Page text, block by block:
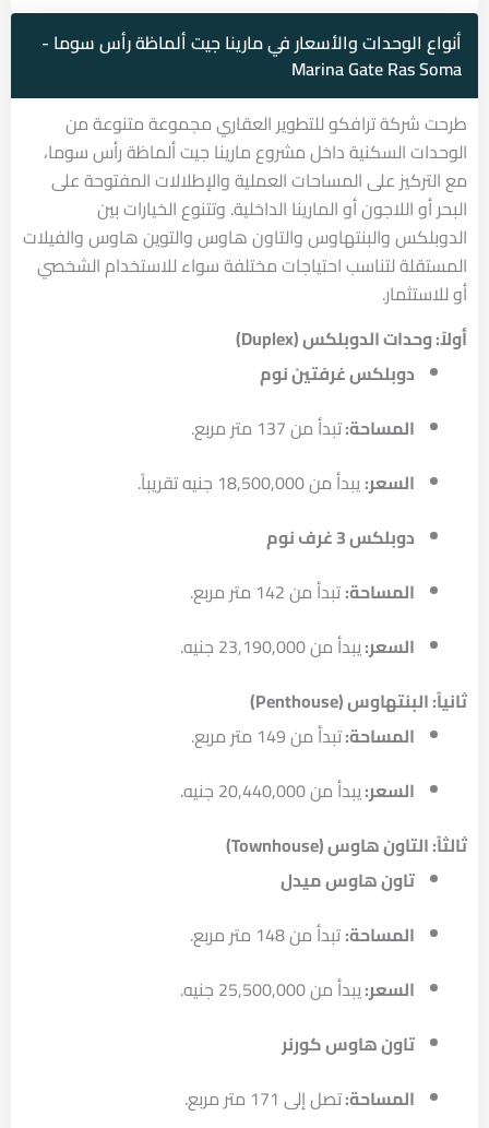
أنواع الوحدات والأسعار في مارينا جيت ألماظة رأس سوما -
Marina Gate Ras Soma
طرحت شركة ترافكو للتطوير العقاري مجموعة متنوعة من
الوحدات السكنية داخل مشروع مارينا جيت ألماظة رأس سوما،
مع التركيز على المساحات العملية والإطلالات المفتوحة على
البحر أو اللاجون أو المارينا الداخلية. وتتنوع الخيارات بين
الدوبلكس والبنتهاوس والتاون هاوس والتوين هاوس والفيلات
المستقلة لتناسب احتياجات مختلفة سواء للاستخدام الشخصي
أو للاستثمار.
أولاً: وحدات الدوبلكس (Duplex)
دوبلكس غرفتين نوم
المساحة:تبدأ من 137 متر مربع.
السعر:يبدأ من 18,500,000 جنيه تقريباً.
دوبلكس 3 غرف نوم
المساحة:تبدأ من 142 متر مربع.
السعر:يبدأ من 23,190,000 جنيه.
ثانياً: البنتهاوس (Penthouse)
المساحة:تبدأ من 149 متر مربع.
السعر:يبدأ من 20,440,000 جنيه.
ثالثاً: التاون هاوس (Townhouse)
تاون هاوس ميدل
المساحة:تبدأ من 148 متر مربع.
السعر:يبدأ من 25,500,000 جنيه.
تاون هاوس كورنر
المساحة:تصل إلى 171 متر مربع.